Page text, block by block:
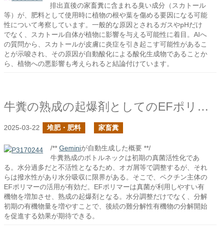
排出直後の家畜糞に含まれる臭い成分（スカトール
等）が、肥料として使用時に植物の根や葉を傷める要因になる可能
性について考察しています。一般的な原因とされるガスやpHだけ
でなく、スカトール自体が植物に影響を与える可能性に着目。AIへ
の質問から、スカトールが皮膚に炎症を引き起こす可能性があるこ
とが示唆され、その原因が自動酸化による酸化生成物であることか
ら、植物への悪影響も考えられると結論付けています。
牛糞の熟成の起爆剤としてのEFポリマー
2025-03-22 堆肥・肥料 家畜糞
/** Geminiが自動生成した概要 **/
牛糞熟成のボトルネックは初期の真菌活性化であ
る。水分過多だと不活性となるため、オガ屑等で調整するが、それ
らは撥水性があり水分吸収に限界がある。そこで、ペクチン主体の
EFポリマーの活用が有効だ。EFポリマーは真菌が利用しやすい有
機物を増加させ、熟成の起爆剤となる。水分調整だけでなく、分解
初期の有機物量を増やすことで、後続の難分解性有機物の分解開始
を促進する効果が期待できる。